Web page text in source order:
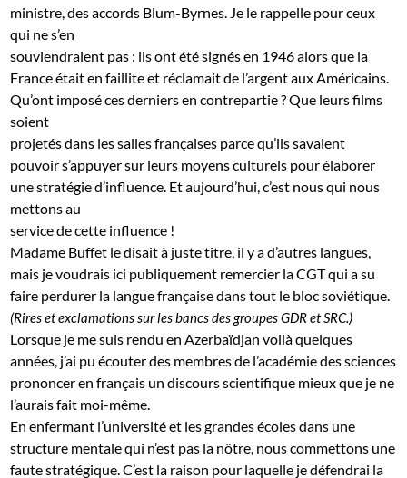
ministre, des accords Blum-Byrnes. Je le rappelle pour ceux
qui ne s’en
souviendraient pas : ils ont été signés en 1946 alors que la
France était en faillite et réclamait de l’argent aux Américains.
Qu’ont imposé ces derniers en contrepartie ? Que leurs films
soient
projetés dans les salles françaises parce qu’ils savaient
pouvoir s’appuyer sur leurs moyens culturels pour élaborer
une stratégie d’influence. Et aujourd’hui, c’est nous qui nous
mettons au
service de cette influence !
Madame Buffet le disait à juste titre, il y a d’autres langues,
mais je voudrais ici publiquement remercier la CGT qui a su
faire perdurer la langue française dans tout le bloc soviétique.
(Rires et exclamations sur les bancs des groupes GDR et SRC.)
Lorsque je me suis rendu en Azerbaïdjan voilà quelques
années, j’ai pu écouter des membres de l’académie des sciences
prononcer en français un discours scientifique mieux que je ne
l’aurais fait moi-même.
En enfermant l’université et les grandes écoles dans une
structure mentale qui n’est pas la nôtre, nous commettons une
faute stratégique. C’est la raison pour laquelle je défendrai la